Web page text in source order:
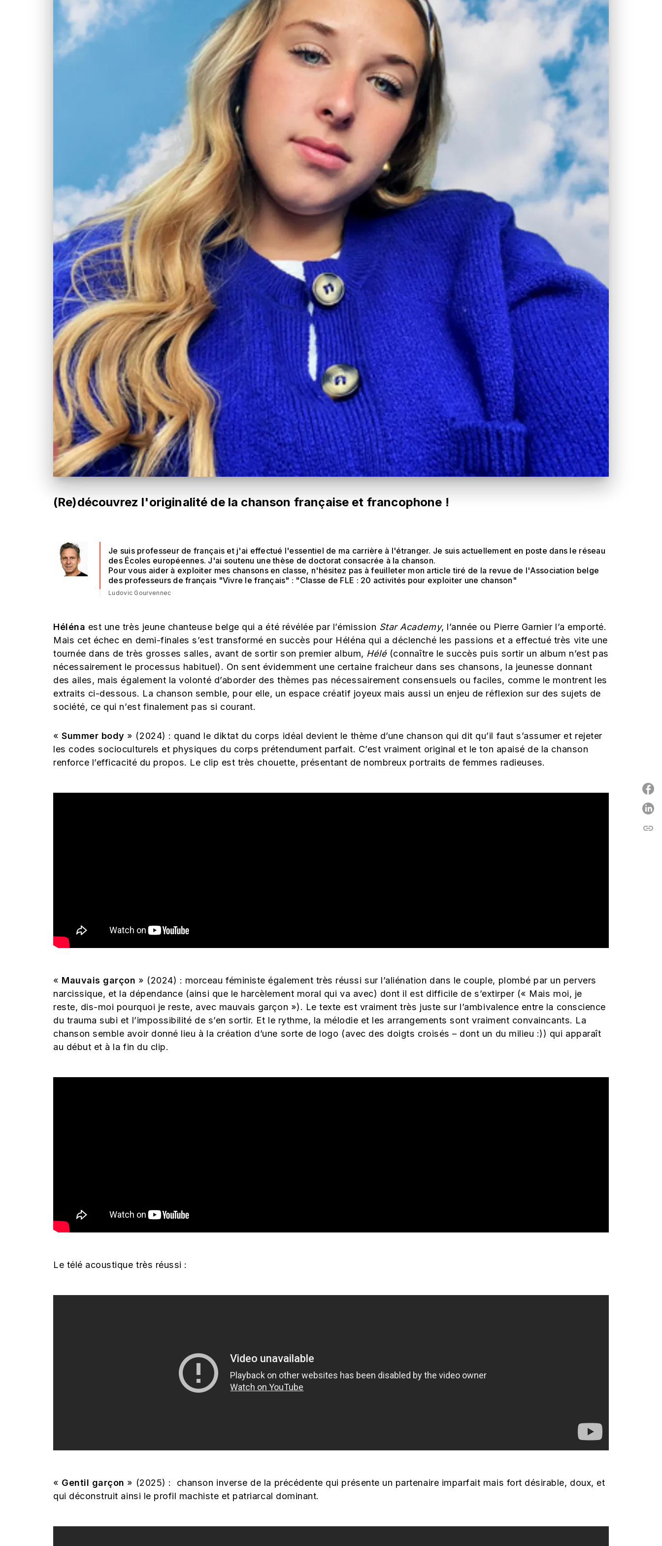
(Re)découvrez l'originalité de la chanson française et francophone !
Je suis professeur de français et j'ai effectué l'essentiel de ma carrière à l'étranger. Je suis actuellement en poste dans le réseau
des Écoles européennes. J'ai soutenu une thèse de doctorat consacrée à la chanson.
Pour vous aider à exploiter mes chansons en classe, n'hésitez pas à feuilleter mon article tiré de la revue de l'Association belge
des professeurs de français "Vivre le français" : "Classe de FLE : 20 activités pour exploiter une chanson"
Ludovic Gourvennec
Héléna est une très jeune chanteuse belge qui a été révélée par l’émission Star Academy, l’année ou Pierre Garnier l’a emporté.
Mais cet échec en demi-finales s’est transformé en succès pour Héléna qui a déclenché les passions et a effectué très vite une
tournée dans de très grosses salles, avant de sortir son premier album, Hélé(connaître le succès puis sortir un album n’est pas
nécessairement le processus habituel). On sent évidemment une certaine fraicheur dans ses chansons, la jeunesse donnant
des ailes, mais également la volonté d’aborder des thèmes pas nécessairement consensuels ou faciles, comme le montrent les
extraits ci-dessous. La chanson semble, pour elle, un espace créatif joyeux mais aussi un enjeu de réflexion sur des sujets de
société, ce qui n’est finalement pas si courant.
«Summer body » (2024) : quand le diktat du corps idéal devient le thème d’une chanson qui dit qu’il faut s’assumer et rejeter
les codes socioculturels et physiques du corps prétendument parfait. C’est vraiment original et le ton apaisé de la chanson
renforce l’efficacité du propos. Le clip est très chouette, présentant de nombreux portraits de femmes radieuses.
« Mauvais garçon » (2024) : morceau féministe également très réussi sur l’aliénation dans le couple, plombé par un pervers
narcissique, et la dépendance (ainsi que le harcèlement moral qui va avec) dont il est difficile de s’extirper (« Mais moi, je
reste, dis-moi pourquoi je reste, avec mauvais garçon »). Le texte est vraiment très juste sur l’ambivalence entre la conscience
du trauma subi et l’impossibilité de s’en sortir. Et le rythme, la mélodie et les arrangements sont vraiment convaincants. La
chanson semble avoir donné lieu à la création d’une sorte de logo (avec des doigts croisés – dont un du milieu :)) qui apparaît
au début et à la fin du clip.
Le télé acoustique très réussi :
« Gentil garçon » (2025) : chanson inverse de la précédente qui présente un partenaire imparfait mais fort désirable, doux, et
qui déconstruit ainsi le profil machiste et patriarcal dominant.
link